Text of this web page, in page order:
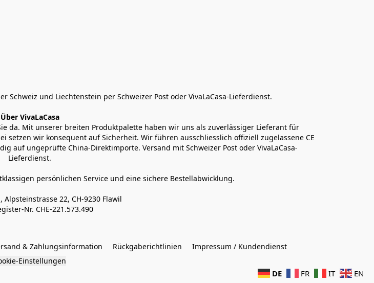
Schweiz und Liechtenstein per Schweizer Post oder VivaLaCasa-Lieferdienst.
Über VivaLaCasa
da. Mit unserer breiten Produktpalette haben wir uns als zuverlässiger Lieferant für
setzen wir konsequent auf Sicherheit. Wir führen ausschliesslich offiziell zugelassene CE
auf ungeprüfte China-Direktimporte. Versand mit Schweizer Post oder VivaLaCasa-
Lieferdienst.
persönlichen Service und eine sichere Bestellabwicklung.
Alpsteinstrasse 22, CH-9230 Flawil
Nr. CHE-221.573.490
& Zahlungsinformation Rückgaberichtlinien
Impressum / Kundendienst
Einstellungen
DE FR IT EN